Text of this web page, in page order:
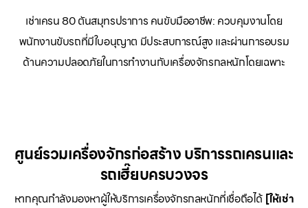
เช่าเครน 80 ตันสมุทรปราการ คนขับมืออาชีพ: ควบคุมงานโดย
พนักงานขับรถที่มีใบอนุญาต มีประสบการณ์สูง และผ่านการอบรม
ด้านความปลอดภัยในการทำงานกับเครื่องจักรกลหนักโดยเฉพาะ
ศูนย์รวมเครื่องจักรก่อสร้าง บริการรถเครนและ
รถเฮี๊ยบครบวงจร
หากคุณกำลังมองหาผู้ให้บริการเครื่องจักรกลหนักที่เชื่อถือได้ [ให้เช่า